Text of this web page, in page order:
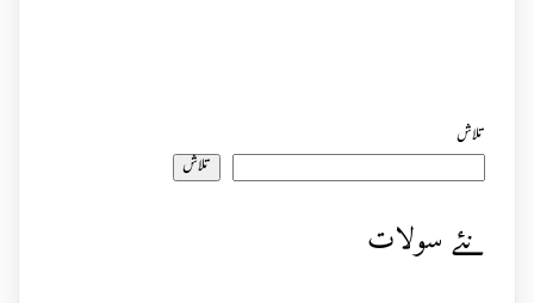
تلاش
تلاش
نئے سولات